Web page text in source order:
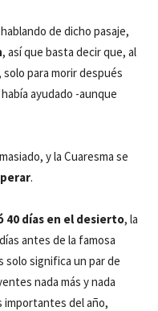
de dicho pasaje,
, así que basta decir que, al
para morir después
ayudado -aunque
y la Cuaresma se
.
40 días en el desierto, la
antes de la famosa
solo significa un par de
nada más y nada
importantes del año,